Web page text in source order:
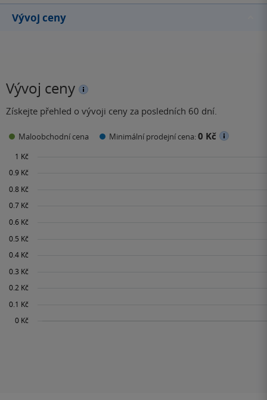
Vývoj ceny
Vývoj ceny
Získejte přehled o vývoji ceny za posledních 60 dní.
Maloobchodní cena Minimální prodejní cena:0 Kč